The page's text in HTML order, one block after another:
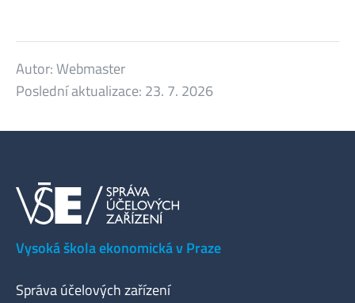
Autor:Webmaster
Poslední aktualizace: 23. 7. 2026
Vysoká škola ekonomická v Praze
Správa účelových zařízení